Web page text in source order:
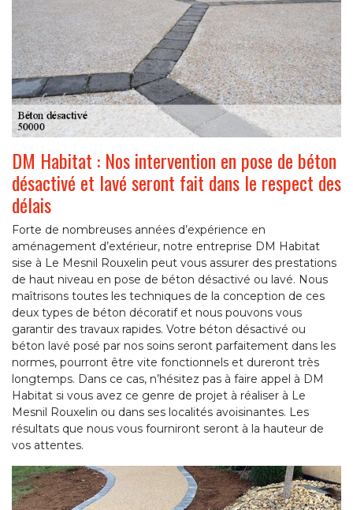
DM Habitat : Nos intervention en pose de béton
désactivé et lavé seront fait dans le respect des
délais
Forte de nombreuses années d’expérience en
aménagement d’extérieur, notre entreprise DM Habitat
sise à Le Mesnil Rouxelin peut vous assurer des prestations
de haut niveau en pose de béton désactivé ou lavé. Nous
maîtrisons toutes les techniques de la conception de ces
deux types de béton décoratif et nous pouvons vous
garantir des travaux rapides. Votre béton désactivé ou
béton lavé posé par nos soins seront parfaitement dans les
normes, pourront être vite fonctionnels et dureront très
longtemps. Dans ce cas, n’hésitez pas à faire appel à DM
Habitat si vous avez ce genre de projet à réaliser à Le
Mesnil Rouxelin ou dans ses localités avoisinantes. Les
résultats que nous vous fourniront seront à la hauteur de
vos attentes.